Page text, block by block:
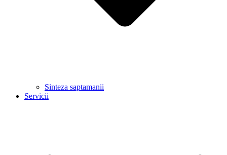
Sinteza saptamanii
Servicii